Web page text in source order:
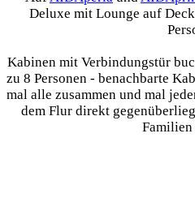
Deluxe mit Lounge auf
Kabinen mit Verbindungstür
zu 8 Personen - benachbarte
mal alle zusammen und mal
dem Flur direkt
Familien